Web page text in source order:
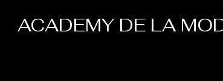
ACADEMY DE LA